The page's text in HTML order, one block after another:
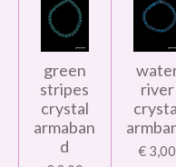
green
stripes
crystal
armaban
d
river
€ 3,00